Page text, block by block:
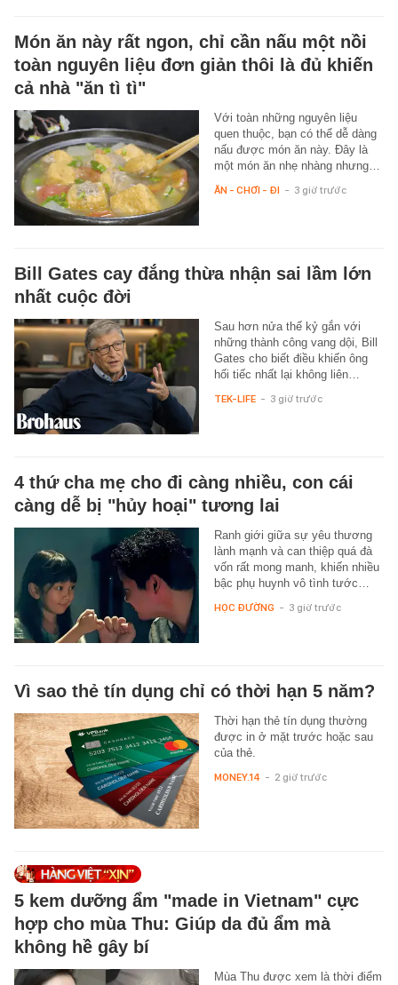
Món ăn này rất ngon, chỉ cần nấu một nồi
toàn nguyên liệu đơn giản thôi là đủ khiến
cả nhà "ăn tì tì"
Với toàn những nguyên liệu
quen thuộc, bạn có thể dễ dàng
nấu được món ăn này. Đây là
một món ăn nhẹ nhàng nhưng…
ĂN - CHƠI - ĐI - 3 giờ trước
Bill Gates cay đắng thừa nhận sai lầm lớn
nhất cuộc đời
Sau hơn nửa thế kỷ gắn với
những thành công vang dội, Bill
Gates cho biết điều khiến ông
hối tiếc nhất lại không liên…
TEK-LIFE - 3 giờ trước
4 thứ cha mẹ cho đi càng nhiều, con cái
càng dễ bị "hủy hoại" tương lai
Ranh giới giữa sự yêu thương
lành mạnh và can thiệp quá đà
vốn rất mong manh, khiến nhiều
bậc phụ huynh vô tình tước…
HỌC ĐƯỜNG - 3 giờ trước
Vì sao thẻ tín dụng chỉ có thời hạn 5 năm?
Thời hạn thẻ tín dụng thường
được in ở mặt trước hoặc sau
của thẻ.
MONEY.14 - 2 giờ trước
5 kem dưỡng ẩm "made in Vietnam" cực
hợp cho mùa Thu: Giúp da đủ ẩm mà
không hề gây bí
Mùa Thu được xem là thời điểm